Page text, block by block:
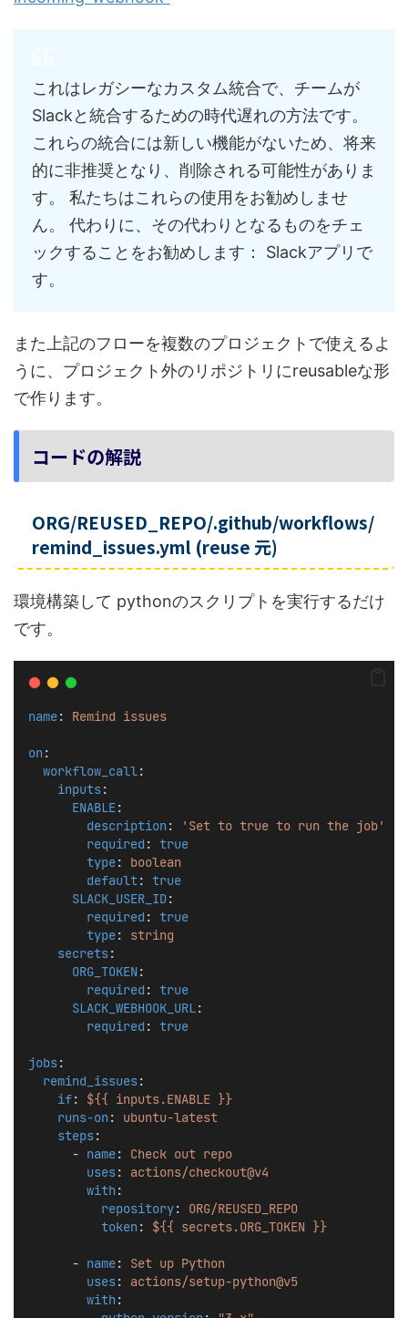
これはレガシーなカスタム統合で、チームが
Slackと統合するための時代遅れの方法です。
これらの統合には新しい機能がないため、将来
的に非推奨となり、削除される可能性がありま
す。 私たちはこれらの使用をお勧めしませ
ん。 代わりに、その代わりとなるものをチェ
ックすることをお勧めします： Slackアプリで
す。
また上記のフローを複数のプロジェクトで使えるよ
うに、プロジェクト外のリポジトリにreusableな形
で作ります。
コードの解説
ORG/REUSED_REPO/.github/workflows/
remind_issues.yml (reuse 元)
環境構築して pythonのスクリプトを実行するだけ
です。
name: Remind issues
on:
workflow_call:
inputs:
ENABLE:
description:
'Set to true to run the job'
required : true
type: boolean
default: true
SLACK_USER_ID:
required : true
type: string
secrets:
ORG_TOKEN:
required : true
SLACK_WEBHOOK_URL:
required : true
jobs:
remind_issues:
if: ${{ inputs.ENABLE }}
runs-on: ubuntu-latest
steps:
      -
name: Check out repo
uses: actions/checkout@v4
with:
repository: ORG/REUSED_REPO
token: ${{ secrets.ORG_TOKEN }}
      -
name: Set up Python
uses: actions/setup-python@v5
with: